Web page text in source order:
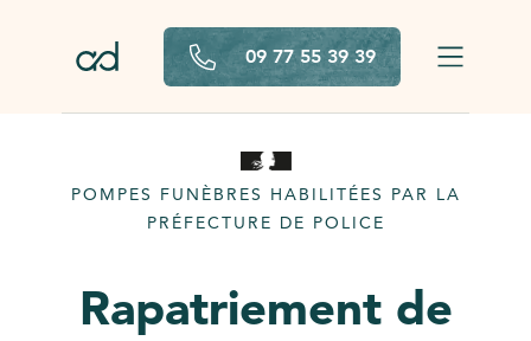
09 77 55 39 39
POMPES FUNÈBRES HABILITÉES PAR LA
PRÉFECTURE DE POLICE
Rapatriement de